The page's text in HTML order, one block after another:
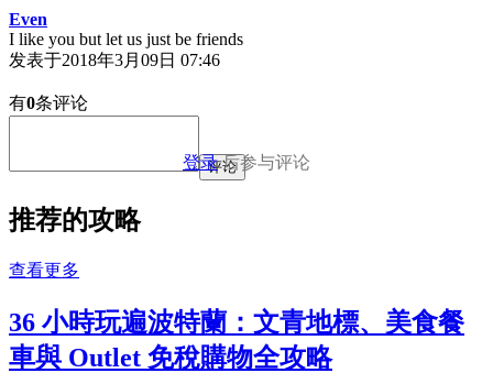
Even
I like you but let us just be friends
发表于2018年3月09日 07:46
有0条评论
登录后参与评论
评论
推荐的攻略
查看更多
36 小時玩遍波特蘭：文青地標、美食餐
車與 Outlet 免稅購物全攻略